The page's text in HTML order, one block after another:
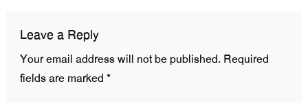
Leave a Reply
Your email address will not be published. Required
fields are marked *